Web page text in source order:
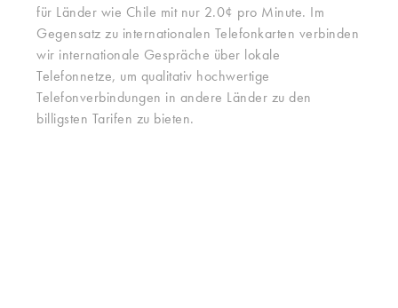
für Länder wie Chile mit nur 2.0¢ pro Minute. Im
Gegensatz zu internationalen Telefonkarten verbinden
wir internationale Gespräche über lokale
Telefonnetze, um qualitativ hochwertige
Telefonverbindungen in andere Länder zu den
billigsten Tarifen zu bieten.